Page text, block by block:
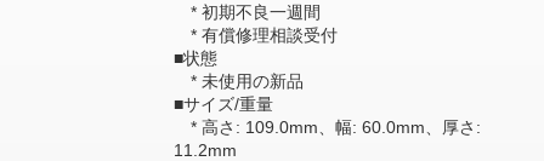
* 初期不良一週間
* 有償修理相談受付
■状態
* 未使用の新品
■サイズ/重量
* 高さ: 109.0mm、幅: 60.0mm、厚さ:
11.2mm